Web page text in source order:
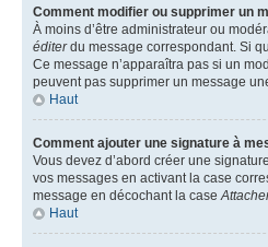
Comment modifier ou supprimer un
À moins d’être administrateur ou
éditerdu message correspondant. Si
Ce message n’apparaîtra pas si un
peuvent pas supprimer un message
Haut
Comment ajouter une signature à
Vous devez d’abord créer une
vos messages en activant la case
message en décochant la case
Haut